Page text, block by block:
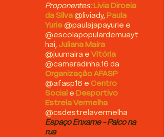
Proponentes: Livia Dirceia
da Silva@liviady, Paula
Yurie@paulajapayurie e
@escolapopulardemuayt
hai, Juliana Maira
@juumaira e Vitória
@camaradinha.16 da
Organização AFASP
@afasp16 e Centro
Social e Desportivo
Estrela Vermelha
@csdestrelavermelha
Espaço Enxame - Palco na
rua